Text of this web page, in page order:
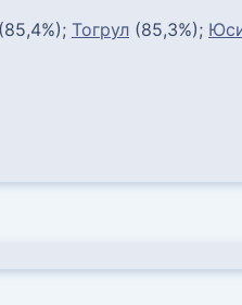
(85,4%); Тогрул (85,3%);